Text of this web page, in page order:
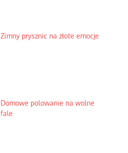
Zimny prysznic na złote emocje
Domowe polowanie na wolne
fale